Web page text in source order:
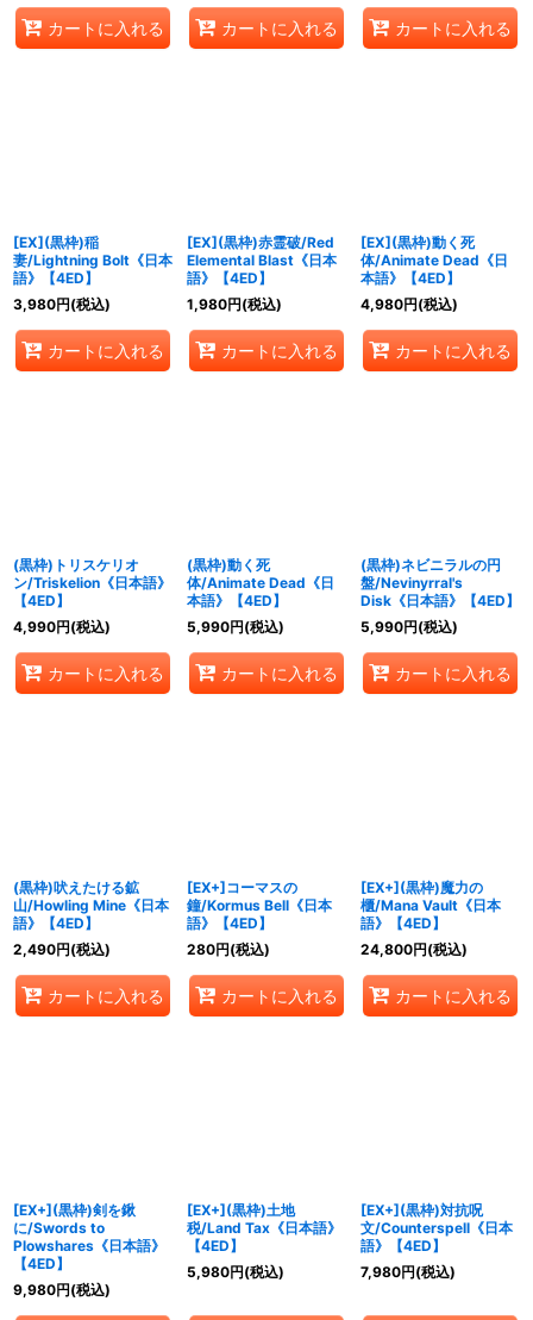
カートに入れる カートに入れる カートに入れる
[EX](黒枠)稲
妻/Lightning Bolt《日本
語》【4ED】
3,980円(税込)
カートに入れる
[EX](黒枠)赤霊破/Red
Elemental Blast《日本
語》【4ED】
1,980円(税込)
カートに入れる
[EX](黒枠)動く死
体/Animate Dead《日
本語》【4ED】
4,980円(税込)
カートに入れる
(黒枠)トリスケリオ
ン/Triskelion《日本語》
【4ED】
4,990円(税込)
カートに入れる
(黒枠)動く死
体/Animate Dead《日
本語》【4ED】
5,990円(税込)
カートに入れる
(黒枠)ネビニラルの円
盤/Nevinyrral's
Disk《日本語》【4ED】
5,990円(税込)
カートに入れる
(黒枠)吠えたける鉱
山/Howling Mine《日本
語》【4ED】
2,490円(税込)
カートに入れる
[EX+]コーマスの
鐘/Kormus Bell《日本
語》【4ED】
280円(税込)
カートに入れる
[EX+](黒枠)魔力の
櫃/Mana Vault《日本
語》【4ED】
24,800円(税込)
カートに入れる
[EX+](黒枠)剣を鍬
に/Swords to
Plowshares《日本語》
【4ED】
9,980円(税込)
[EX+](黒枠)土地
税/Land Tax《日本語》
【4ED】
5,980円(税込)
[EX+](黒枠)対抗呪
文/Counterspell《日本
語》【4ED】
7,980円(税込)